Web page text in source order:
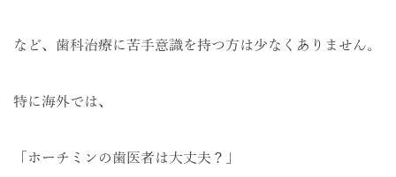
など、歯科治療に苦手意識を持つ方は少なくありません。
特に海外では、
「ホーチミンの歯医者は大丈夫？」